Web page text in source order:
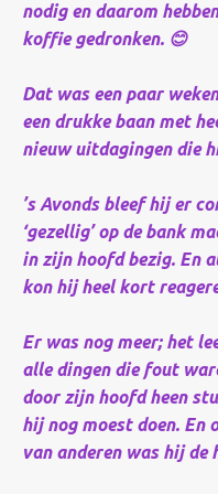
nodig en daarom
koffie gedronken. 😊
Dat was een paar
een drukke baan met
nieuw uitdagingen die
’s Avonds bleef hij er
‘gezellig’ op de bank
in zijn hoofd bezig. En
kon hij heel kort
Er was nog meer; het
alle dingen die fout
door zijn hoofd heen
hij nog moest doen.
van anderen was hij de